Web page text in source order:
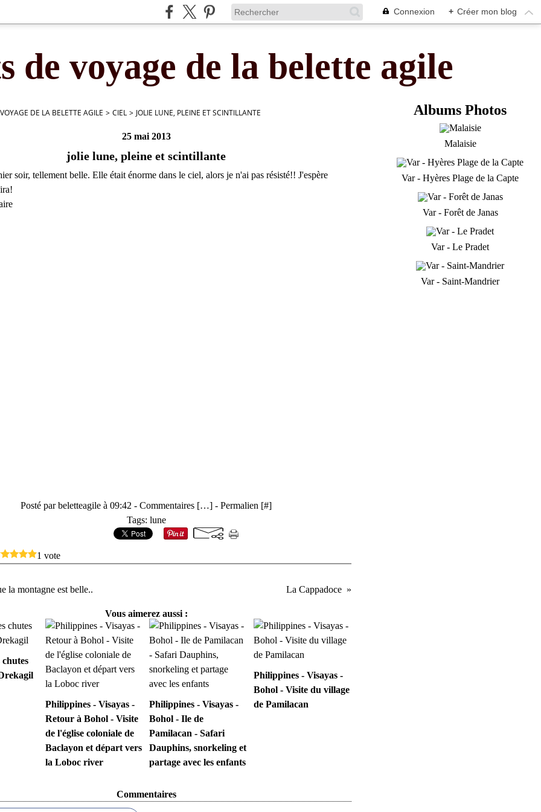
Connexion + Créer mon blog
de voyage de la belette agile
DE LA BELETTE AGILE > CIEL > JOLIE LUNE, PLEINE ET SCINTILLANTE
25 mai 2013
jolie lune, pleine et scintillante
soir, tellement belle. Elle était énorme dans le ciel, alors je n'ai pas résisté!! J'espère
Posté par beletteagile à 09:42 - Commentaires […] - Permalien [#]
Tags: lune
1 vote
la montagne est belle.. La Cappadoce
Vous aimerez aussi :
Philippines - Visayas -
Retour à Bohol - Visite
de l'église coloniale de
Baclayon et départ vers
la Loboc river
Philippines - Visayas -
Bohol - Ile de
Pamilacan - Safari
Dauphins, snorkeling et
partage avec les enfants
Philippines - Visayas -
Bohol - Visite du village
de Pamilacan
Commentaires
Albums Photos
Malaisie
Var - Hyères Plage de la Capte
Var - Forêt de Janas
Var - Le Pradet
Var - Saint-Mandrier